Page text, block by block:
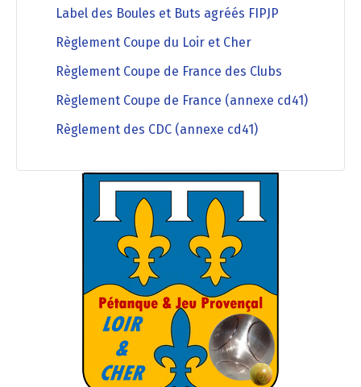
Label des Boules et Buts agréés FIPJP
Règlement Coupe du Loir et Cher
Règlement Coupe de France des Clubs
Règlement Coupe de France (annexe cd41)
Règlement des CDC (annexe cd41)